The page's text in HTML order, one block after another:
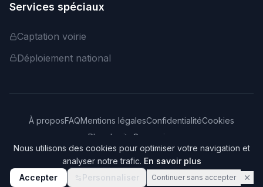
Services spéciaux
Captation voirie
Déploiement national
©2026 Webvisite. Tous droits réservés.
À proposFAQMentions légalesConfidentialitéCookies
Plan du site
Connexion
Nous utilisons des cookies pour optimiser votre navigation et
analyser notre trafic. En savoir plus
Accepter
Personnaliser Continuer sans accepter